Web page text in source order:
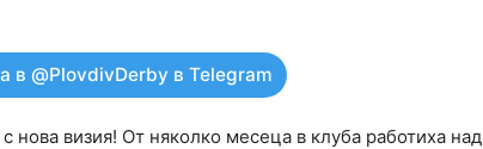
в @PlovdivDerby в Telegram
нова визия! От няколко месеца в клуба работиха над